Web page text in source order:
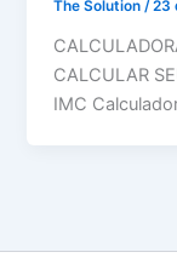
The Solution/23
CALCULAR
IMC